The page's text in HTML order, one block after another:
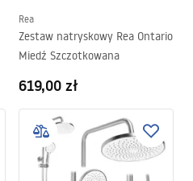
Rea
Zestaw natryskowy Rea Ontario
Miedź Szczotkowana
619,00 zł